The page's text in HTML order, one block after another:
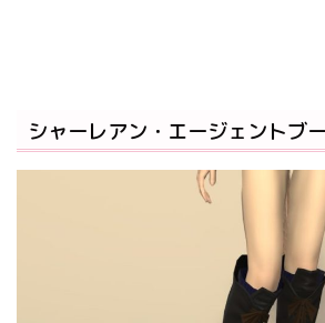
シャーレアン・エージェントブ